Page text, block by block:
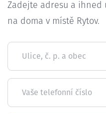
Zadejte adresu a
na doma v místě Rytov.
Ulice, č. p. a obec
Vaše telefonní číslo